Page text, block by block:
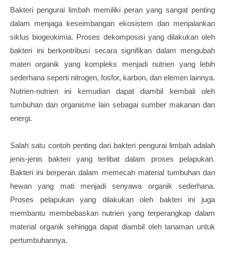
Bakteri pengurai limbah memiliki peran yang sangat penting
dalam menjaga keseimbangan ekosistem dan menjalankan
siklus biogeokimia. Proses dekomposisi yang dilakukan oleh
bakteri ini berkontribusi secara signifikan dalam mengubah
materi organik yang kompleks menjadi nutrien yang lebih
sederhana seperti nitrogen, fosfor, karbon, dan elemen lainnya.
Nutrien-nutrien ini kemudian dapat diambil kembali oleh
tumbuhan dan organisme lain sebagai sumber makanan dan
energi.
Salah satu contoh penting dari bakteri pengurai limbah adalah
jenis-jenis bakteri yang terlibat dalam proses pelapukan.
Bakteri ini berperan dalam memecah material tumbuhan dan
hewan yang mati menjadi senyawa organik sederhana.
Proses pelapukan yang dilakukan oleh bakteri ini juga
membantu membebaskan nutrien yang terperangkap dalam
material organik sehingga dapat diambil oleh tanaman untuk
pertumbuhannya.